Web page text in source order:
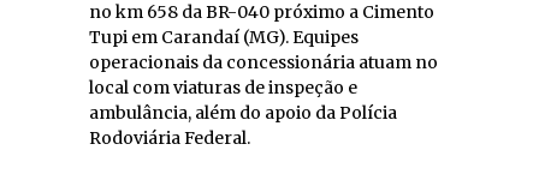
no km 658 da BR-040 próximo a Cimento
Tupi em Carandaí (MG). Equipes
operacionais da concessionária atuam no
local com viaturas de inspeção e
ambulância, além do apoio da Polícia
Rodoviária Federal.